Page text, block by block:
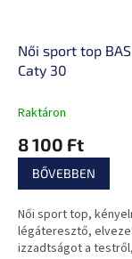
Női sport top BAS
Caty 30
Raktáron
8 100 Ft
BŐVEBBEN
Női sport top,
légáteresztő,
izzadtságot a